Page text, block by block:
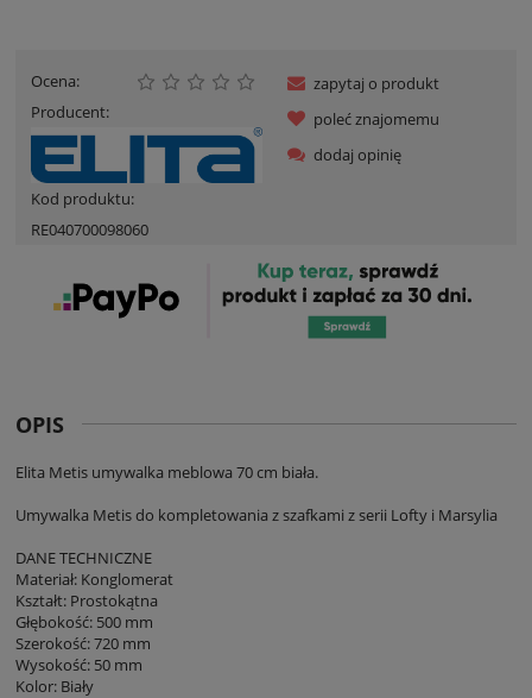
Ocena:
Producent:
Kod produktu:
RE040700098060
zapytaj o produkt
poleć znajomemu
dodaj opinię
OPIS
Elita Metis umywalka meblowa 70 cm biała.
Umywalka Metis do kompletowania z szafkami z serii Lofty i Marsylia
DANE TECHNICZNE
Materiał: Konglomerat
Kształt: Prostokątna
Głębokość: 500 mm
Szerokość: 720 mm
Wysokość: 50 mm
Kolor: Biały